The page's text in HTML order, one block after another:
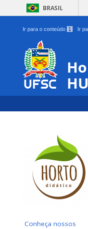
BRASIL
Ir para o conteúdo 1 Ir
Conheça nossos